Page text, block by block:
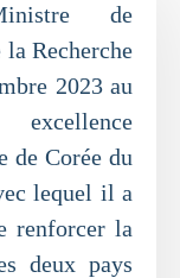
de
Recherche
2023 au
de Corée du
lequel il a
renforcer la
deux pays